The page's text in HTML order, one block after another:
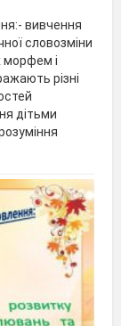
вивчення
словозміни
морфем і
різні
дітьми